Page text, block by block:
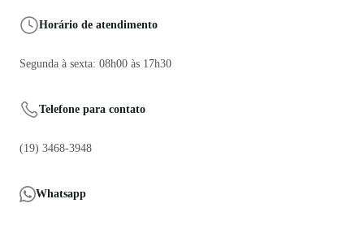
Horário de atendimento
Segunda à sexta: 08h00 às 17h30
Telefone para contato
(19) 3468-3948
Whatsapp